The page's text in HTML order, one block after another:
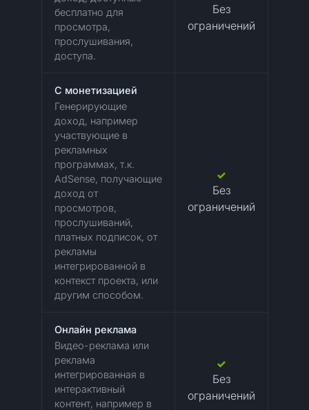
бесплатно для
просмотра,
прослушивания,
доступа.
Без
ограничений
C монетизацией
Генерирующие
доход, например
участвующие в
рекламных
программах, т.к.
AdSense, получающие
доход от
просмотров,
прослушиваний,
платных подписок, от
рекламы
интегрированной в
контекст проекта, или
другим способом.
Без
ограничений
Онлайн реклама
Видео-реклама или
реклама
интегрированная в
интерактивный
контент, например в
Без
ограничений